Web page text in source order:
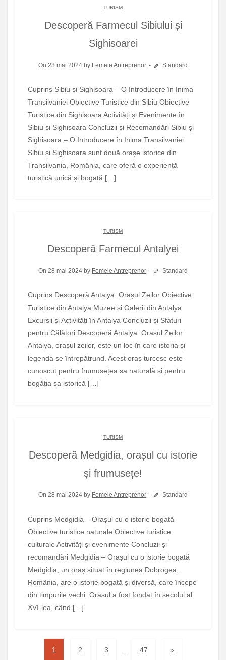
TURISM
Descoperă Farmecul Sibiului și
Sighisoarei
On 28 mai 2024 by Femeie Antreprenor Standard
Cuprins Sibiu și Sighisoara – O Introducere în Inima
Transilvaniei Obiective Turistice din Sibiu Obiective
Turistice din Sighisoara Activități și Evenimente în
Sibiu și Sighisoara Concluzii și Recomandări Sibiu și
Sighisoara – O Introducere în Inima Transilvaniei
Sibiu și Sighisoara sunt două orașe istorice din
Transilvania, România, care oferă o experiență
turistică unică și bogată […]
TURISM
Descoperă Farmecul Antalyei
On 28 mai 2024 by Femeie Antreprenor Standard
Cuprins Descoperă Antalya: Orașul Zeilor Obiective
Turistice din Antalya Muzee și Galerii din Antalya
Excursii și Activități în Antalya Concluzii și Sfaturi
pentru Călători Descoperă Antalya: Orașul Zeilor
Antalya, orașul zeilor, este un loc în care istoria și
legenda se întrepătrund. Acest oraș turcesc este
cunoscut pentru frumusețea sa naturală și pentru
bogăția sa istorică […]
TURISM
Descoperă Medgidia, orașul cu istorie
și frumusețe!
On 28 mai 2024 by Femeie Antreprenor Standard
Cuprins Medgidia – Orașul cu o istorie bogată
Obiective turistice naturale Obiective turistice
culturale Activități și evenimente Concluzii și
recomandări Medgidia – Orașul cu o istorie bogată
Medgidia, un oraș situat în regiunea Dobrogea,
România, are o istorie bogată și diversă, care începe
din timpurile vechi. Orașul a fost fondat în secolul al
XVI-lea, când […]
1 2 3 47 »